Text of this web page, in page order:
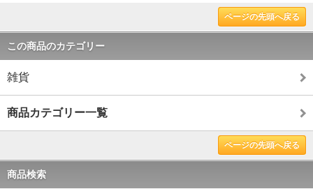
ページの先頭へ戻る
この商品のカテゴリー
雑貨
商品カテゴリー一覧
ページの先頭へ戻る
商品検索